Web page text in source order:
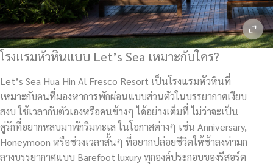
โรงแรมหัวหินแบบ Let’s Sea เหมาะกับใคร?
Let’s Sea Hua Hin Al Fresco Resort เป็นโรงแรมหัวหินที่
เหมาะกับคนที่มองหาการพักผ่อนแบบส่วนตัวในบรรยากาศเงียบ
สงบ ใช้เวลากับตัวเองหรือคนข้างๆ ได้อย่างเต็มที่ ไม่ว่าจะเป็น
คู่รักที่อยากหลบมาพักริมทะเล ในโอกาสต่างๆ เช่น Anniversary,
Honeymoon หรือช่วงเวลาสั้นๆ ที่อยากปล่อยชีวิตให้ช้าลงท่ามก
ลางบรรยากาศแบบ Barefoot luxury ทุกองค์ประกอบของรีสอร์ต